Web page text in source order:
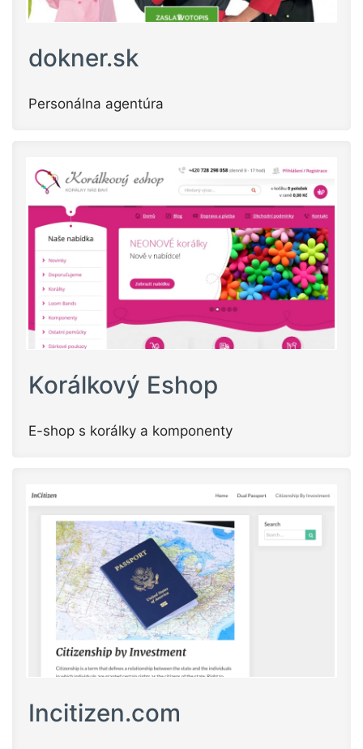
dokner.sk
Personálna agentúra
Korálkový Eshop
E-shop s korálky a komponenty
Incitizen.com